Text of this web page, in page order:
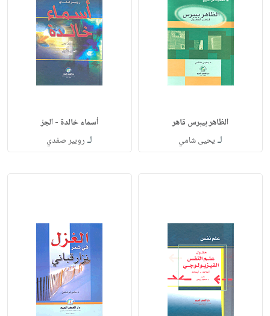
الظاهر بيبرس قاهر
لـ يحيى شامي
أسماء خالدة - الجز
لـ روبير صفدي